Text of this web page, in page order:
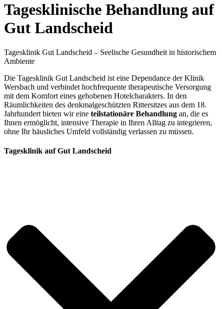
Tagesklinische Behandlung auf
Gut Landscheid
Tagesklinik Gut Landscheid – Seelische Gesundheit in historischem
Ambiente
Die Tagesklinik Gut Landscheid ist eine Dependance der Klinik
Wersbach und verbindet hochfrequente therapeutische Versorgung
mit dem Komfort eines gehobenen Hotelcharakters. In den
Räumlichkeiten des denkmalgeschützten Rittersitzes aus dem 18.
Jahrhundert bieten wir eine teilstationäre Behandlung an, die es
Ihnen ermöglicht, intensive Therapie in Ihren Alltag zu integrieren,
ohne Ihr häusliches Umfeld vollständig verlassen zu müssen.
Tagesklinik auf Gut Landscheid